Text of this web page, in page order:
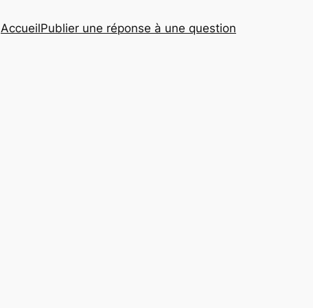
AccueilPublier une réponse à une question